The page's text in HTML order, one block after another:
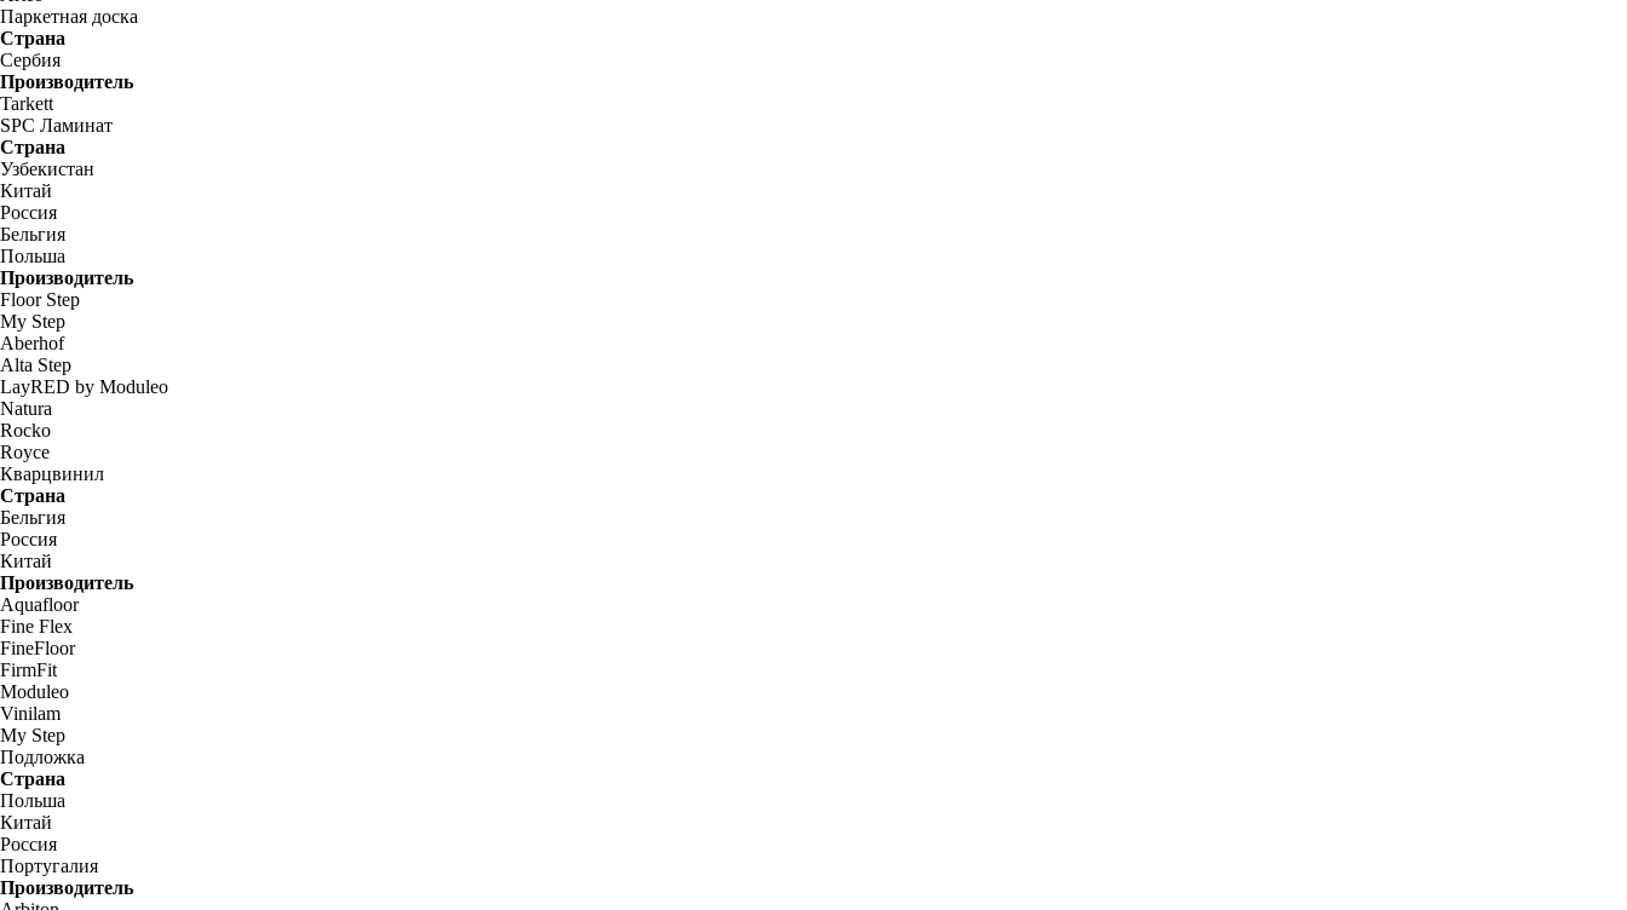
Паркетная доска
Страна
Сербия
Производитель
Tarkett
SPC Ламинат
Страна
Узбекистан
Китай
Россия
Бельгия
Польша
Производитель
Floor Step
My Step
Aberhof
Alta Step
LayRED by Moduleo
Natura
Rocko
Royce
Кварцвинил
Страна
Бельгия
Россия
Китай
Производитель
Aquafloor
Fine Flex
FineFloor
FirmFit
Moduleo
Vinilam
My Step
Подложка
Страна
Польша
Китай
Россия
Португалия
Производитель